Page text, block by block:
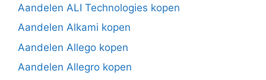
Aandelen ALI Technologies kopen
Aandelen Alkami kopen
Aandelen Allego kopen
Aandelen Allegro kopen